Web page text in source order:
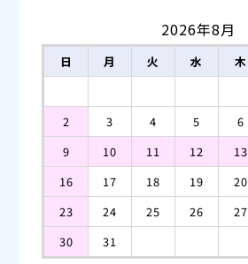
2026年8月
日 月 火 水 木
2
3 4 5 6
9
10 11 12 13
16
17 18 19 20
23
24 25 26 27
30
31